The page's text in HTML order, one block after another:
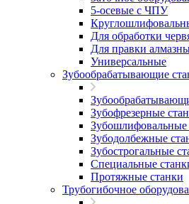
5-осевые с ЧПУ
Для обработки
Для правки
Универсальные
Зубообрабатывающие
Зубофрезерные
Зубошлифовальные
Зубодолбежные
Зубострогальные
Специальные
Протяжные станки
Трубогибочное